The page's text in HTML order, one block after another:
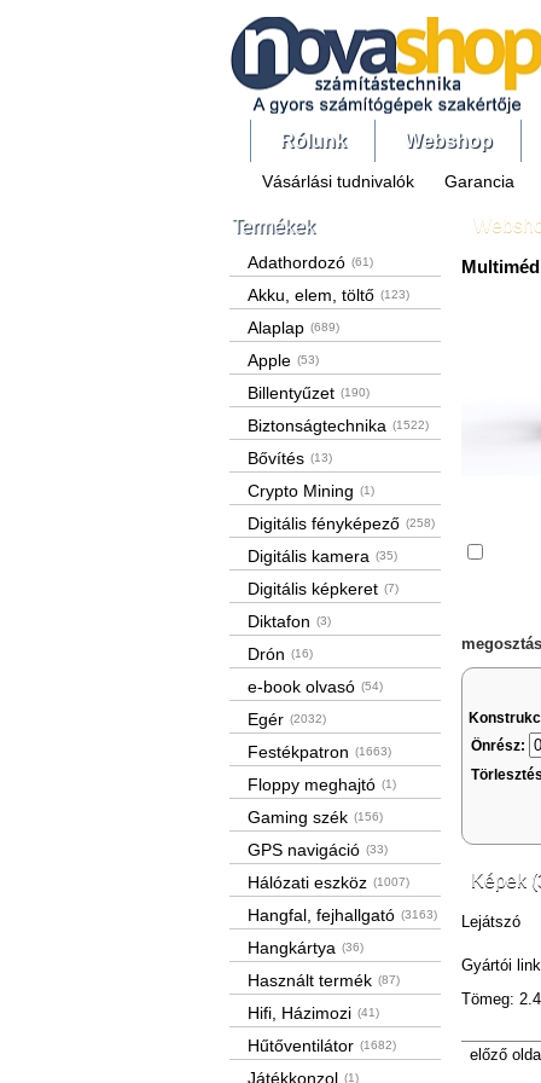
Rólunk Webshop
Vásárlási tudnivalók Garancia
Termékek
Adathordozó (61)
Akku, elem, töltő (123)
Alaplap (689)
Apple (53)
Billentyűzet (190)
Biztonságtechnika (1522)
Bővítés (13)
Crypto Mining (1)
Digitális fényképező (258)
Digitális kamera (35)
Digitális képkeret (7)
Diktafon (3)
Drón (16)
e-book olvasó (54)
Egér (2032)
Festékpatron (1663)
Floppy meghajtó (1)
Gaming szék (156)
GPS navigáció (33)
Hálózati eszköz (1007)
Hangfal, fejhallgató (3163)
Hangkártya (36)
Használt termék (87)
Hifi, Házimozi (41)
Hűtőventilátor (1682)
Játékkonzol (1)
Önrész:
Képek
Lejátszó
Gyártói
Tömeg:
előző